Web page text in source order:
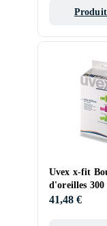
Uvex x-fit
d'oreilles 300
41,48 €